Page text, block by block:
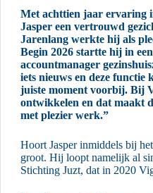
Met achttien jaar ervaring
Jasper een vertrouwd
Jarenlang werkte hij als
Begin 2026 startte hij in
accountmanager
iets nieuws en deze functie
juiste moment voorbij. Bij
ontwikkelen en dat maakt
met plezier werk.”
Hoort Jasper inmiddels bij
groot. Hij loopt namelijk al
Stichting Juzt, dat in 2020